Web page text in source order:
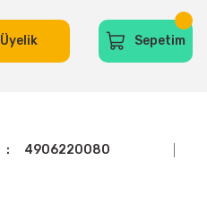
Üyelik Sepetim
4906220080